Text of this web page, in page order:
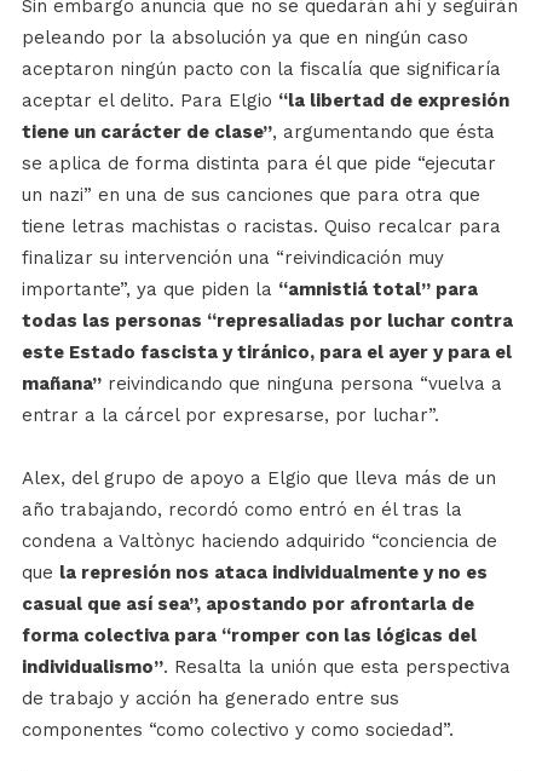
Sin embargo anuncia que no se quedarán ahí y seguirán
peleando por la absolución ya que en ningún caso
aceptaron ningún pacto con la fiscalía que significaría
aceptar el delito. Para Elgio “la libertad de expresión
tiene un carácter de clase”, argumentando que ésta
se aplica de forma distinta para él que pide “ejecutar
un nazi” en una de sus canciones que para otra que
tiene letras machistas o racistas. Quiso recalcar para
finalizar su intervención una “reivindicación muy
importante”, ya que piden la “amnistiá total” para
todas las personas “represaliadas por luchar contra
este Estado fascista y tiránico, para el ayer y para el
mañana”reivindicando que ninguna persona “vuelva a
entrar a la cárcel por expresarse, por luchar”.
Alex, del grupo de apoyo a Elgio que lleva más de un
año trabajando, recordó como entró en él tras la
condena a Valtònyc haciendo adquirido “conciencia de
que la represión nos ataca individualmente y no es
casual que así sea”, apostando por afrontarla de
forma colectiva para “romper con las lógicas del
individualismo”. Resalta la unión que esta perspectiva
de trabajo y acción ha generado entre sus
componentes “como colectivo y como sociedad”.